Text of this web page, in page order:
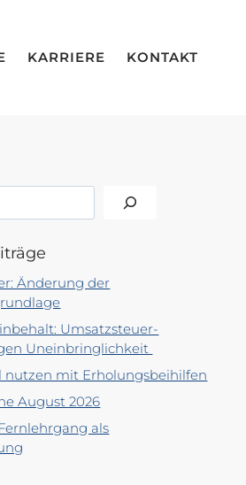
KARRIERE KONTAKT
Änderung der
Umsatzsteuer-
Uneinbringlichkeit
nutzen mit Erholungsbeihilfen
August 2026
als